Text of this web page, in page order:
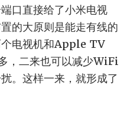
口直接给了小米电视
的大原则是能走有线的
个电视机和Apple TV
，二来也可以减少WiFi
。这样一来，就形成了